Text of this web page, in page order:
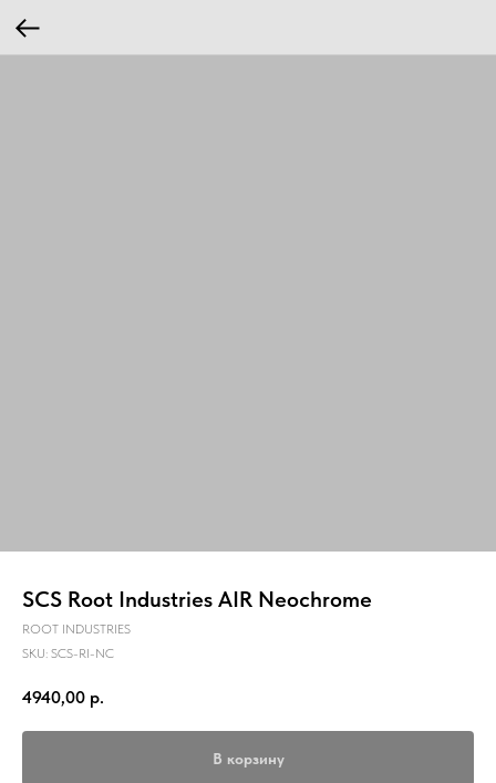
SCS Root Industries AIR Neochrome
ROOT INDUSTRIES
SKU: SCS-RI-NC
4940,00 р.
В корзину